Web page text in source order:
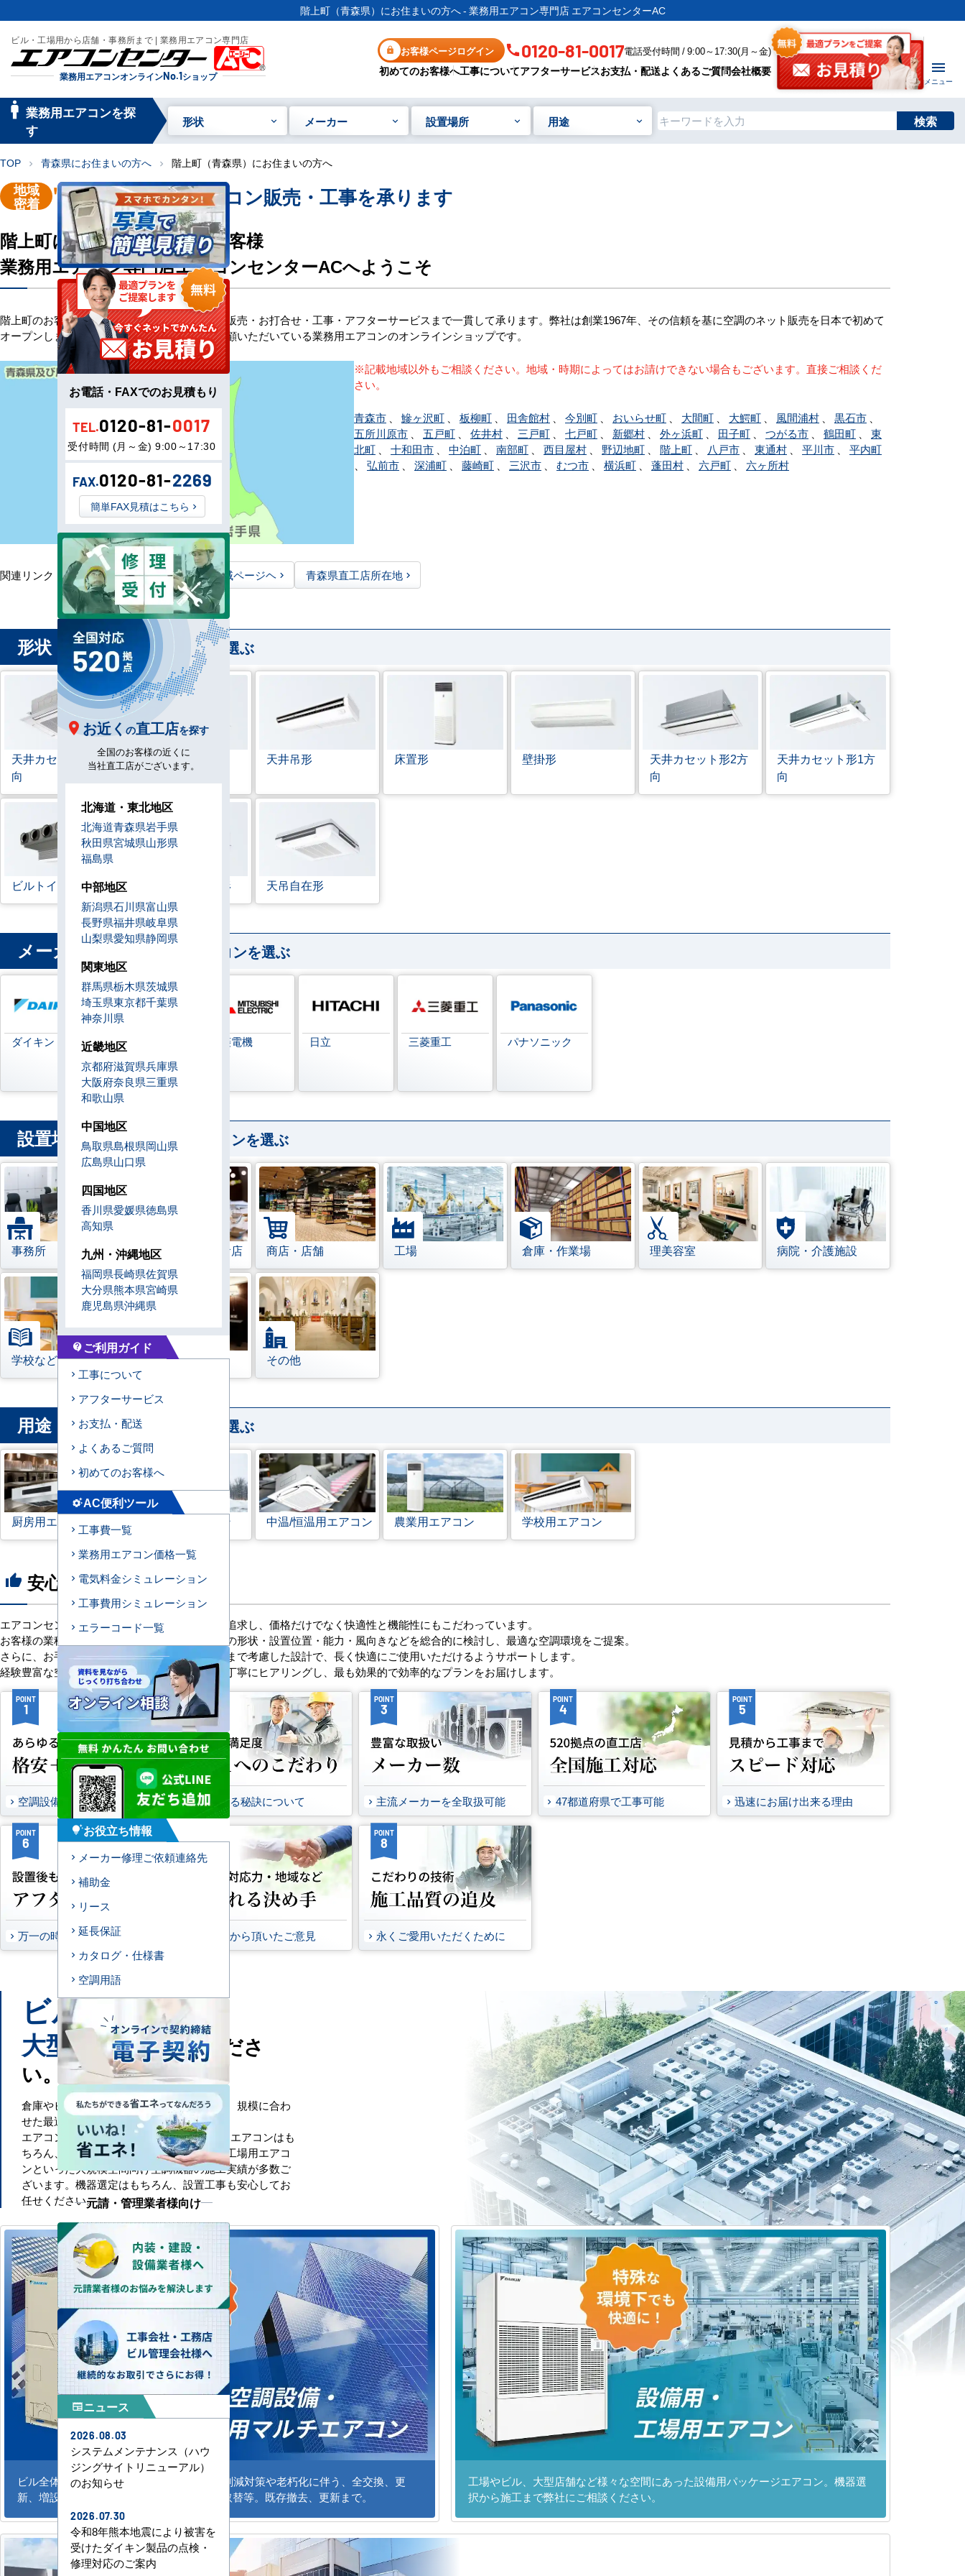
階上町（青森県）にお住まいの方へ - 業務用エアコン専門店 エアコンセンターAC
ビル・工場用から店舗・事務所まで | 業務用エアコン専門店
業務用エアコンオンラインNo.1ショップ
お客様ページログイン 0120-81-0017電話受付時間 / 9:00～17:30(月～金)
初めてのお客様へ工事についてアフターサービスお支払・配送よくあるご質問会社概要
メニュー
manage_searc
業務用エアコンを探
す
形状 メーカー 設置場所 用途 検索
TOP chevron_right 青森県にお住まいの方へ chevron_right 階上町（青森県）にお住まいの方へ
地域
密着 "階上町"業務用エアコン販売・工事を承ります
階上町にお住い・お勤めのお客様
業務用エアコン専門店エアコンセンターACへようこそ
階上町のお客様へ業務用エアコン・空調機器の販売・お打合せ・工事・アフターサービスまで一貫して承ります。弊社は創業1967年、その信頼を基に空調のネット販売を日本で初めて
オープンしました。以来、皆様にご信頼・ご愛顧いただいている業務用エアコンのオンラインショップです。
※記載地域以外もご相談ください。地域・時期によってはお請けできない場合もございます。直接ご相談くだ
さい。
青森市 鰺ヶ沢町 板柳町 田舎館村 今別町 おいらせ町 大間町 大鰐町 風間浦村 黒石市
五所川原市
五戸町 佐井村 三戸町 七戸町 新郷村 外ヶ浜町 田子町 つがる市 鶴田町
東
北町
十和田市 中泊町 南部町 西目屋村 野辺地町 階上町 八戸市 東通村 平川市
平内町
弘前市 深浦町 藤崎町 三沢市 むつ市 横浜町 蓬田村 六戸町 六ヶ所村
関連リンク： TOPページヘ 青森県全域ページヘ 青森県直工店所在地
形状 から業務用エアコンを選ぶ
天井カセット形4方
向
ラウンドフロー 天井吊形 床置形 壁掛形 天井カセット形2方
向
天井カセット形1方
向
ビルトイン形 天井埋込ダクト形 天吊自在形
メーカー から業務用エアコンを選ぶ
ダイキン
日本キヤリア
(旧:東芝キヤリ
ア)
三菱電機 日立 三菱重工 パナソニック
設置場所 から業務用エアコンを選ぶ
事務所 レストラン・飲食店 商店・店舗 工場 倉庫・作業場 理美容室 病院・介護施設
学校などの教育機関 宿泊施設 その他
用途 から業務用エアコンを選ぶ
厨房用エアコン 寒冷地用エアコン 中温/恒温用エアコン 農業用エアコン 学校用エアコン
thumb_up 安心の8つのポイント
エアコンセンターACは、「格安＋α」の価値を追求し、価格だけでなく快適性と機能性にもこだわっています。
お客様の業種や施設の形態に合わせて、室内機の形状・設置位置・能力・風向きなどを総合的に検討し、最適な空調環境をご提案。
さらに、お手入れのしやすさやメンテナンス性まで考慮した設計で、長く快適にご使用いただけるようサポートします。
経験豊富な空調技術者が現場の状況やご要望を丁寧にヒアリングし、最も効果的で効率的なプランをお届けします。
POINT
1
空調設備のご提案について
POINT
2
選ばれる秘訣について
POINT
3
主流メーカーを全取扱可能
POINT
4
47都道府県で工事可能
POINT
5
迅速にお届け出来る理由
POINT
6
万一の時もお任せください
7
お客様から頂いたご意見
POINT
8
永くご愛用いただくために
ビル 工場などの
大型施設もお任せくださ
い。
倉庫やビル・工場といった大規模空間には、規模に合わ
せた最適な空調設備が必要です。
エアコンセンターACでは、一般的な業務用エアコンはも
ちろん、ビル用マルチエアコンや設備用・工場用エアコ
ンといった大規模空間向け空調機器の施工実績が多数ご
ざいます。機器選定はもちろん、設置工事も安心してお
任せください。
ビル全体のシステム空調の新規導入、CO2削減対策や老朽化に伴う、全交換、更
新、増設。水冷式、ガスエアコンの更新、取替等。既存撤去、更新まで。
工場やビル、大型店舗など様々な空間にあった設備用パッケージエアコン。機器選
択から施工まで弊社にご相談ください。
お電話・FAXでのお見積もり
TEL.0120-81-0017
受付時間 (月～金) 9:00～17:30
FAX.0120-81-2269
簡単FAX見積はこちら
お近く の直工店を探す
全国のお客様の近くに
当社直工店がございます。
北海道・東北地区
北海道青森県岩手県
秋田県宮城県山形県
福島県
中部地区
新潟県石川県富山県
長野県福井県岐阜県
山梨県愛知県静岡県
関東地区
群馬県栃木県茨城県
埼玉県東京都千葉県
神奈川県
近畿地区
京都府滋賀県兵庫県
大阪府奈良県三重県
和歌山県
中国地区
鳥取県島根県岡山県
広島県山口県
四国地区
香川県愛媛県徳島県
高知県
九州・沖縄地区
福岡県長崎県佐賀県
大分県熊本県宮崎県
鹿児島県沖縄県
contact_support ご利用ガイド
工事について
アフターサービス
お支払・配送
よくあるご質問
初めてのお客様へ
settings_suggestAC便利ツール
工事費一覧
業務用エアコン価格一覧
電気料金シミュレーション
工事費用シミュレーション
エラーコード一覧
tips_and_updatesお役立ち情報
メーカー修理ご依頼連絡先
補助金
リース
延長保証
カタログ・仕様書
空調用語
元請・管理業者様向け
newspaperニュース
2026.08.03
システムメンテナンス（ハウ
ジングサイトリニューアル）
のお知らせ
2026.07.30
令和8年熊本地震により被害を
受けたダイキン製品の点検・
修理対応のご案内